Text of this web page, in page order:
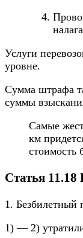
Услуги
уровне.
Сумма штрафа
суммы
Самые
км
стоимость
Статья
1. Безбилетный
1) — 2)